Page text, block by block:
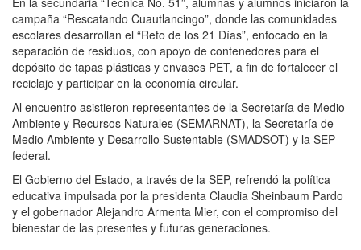
campaña “Rescatando Cuautlancingo”, donde las comunidades
escolares desarrollan el “Reto de los 21 Días”, enfocado en la
separación de residuos, con apoyo de contenedores para el
depósito de tapas plásticas y envases PET, a fin de fortalecer el
reciclaje y participar en la economía circular.
Al encuentro asistieron representantes de la Secretaría de Medio
Ambiente y Recursos Naturales (SEMARNAT), la Secretaría de
Medio Ambiente y Desarrollo Sustentable (SMADSOT) y la SEP
federal.
El Gobierno del Estado, a través de la SEP, refrendó la política
educativa impulsada por la presidenta Claudia Sheinbaum Pardo
y el gobernador Alejandro Armenta Mier, con el compromiso del
bienestar de las presentes y futuras generaciones.